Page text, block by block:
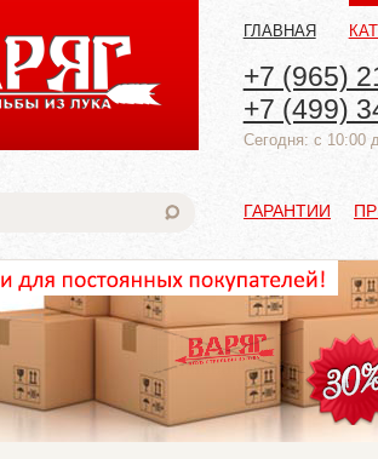
ГЛАВНАЯ
+7 (965)
+7 (499)
Cегодня: с 10:00
ГАРАНТИИ